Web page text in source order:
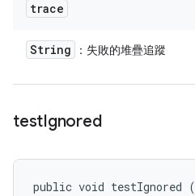
trace
String ：失敗的堆疊追蹤
testIgnored
public void testIgnored (